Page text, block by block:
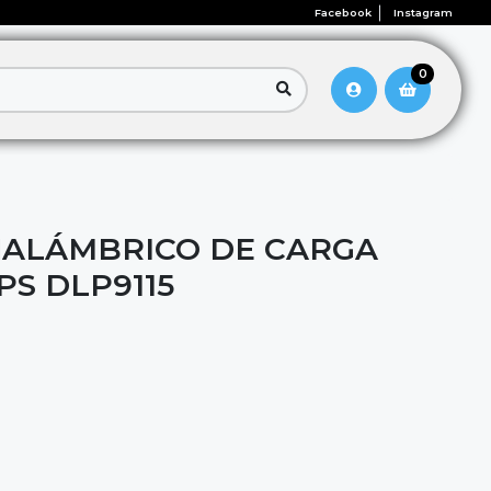
Facebook Instagram
0
DE CARGA
DLP9115